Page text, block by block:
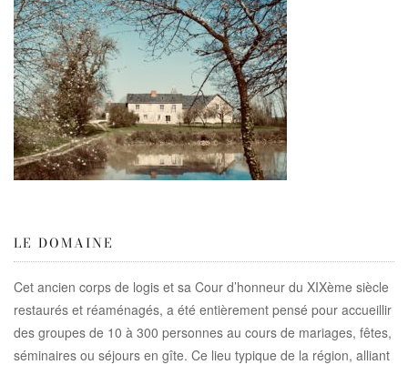
LE DOMAINE
Cet ancien corps de logis et sa Cour d’honneur du XIXème siècle
restaurés et réaménagés, a été entièrement pensé pour accueillir
des groupes de 10 à 300 personnes au cours de mariages, fêtes,
séminaires ou séjours en gîte. Ce lieu typique de la région, alliant